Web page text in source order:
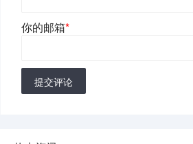
你的邮箱*
提交评论